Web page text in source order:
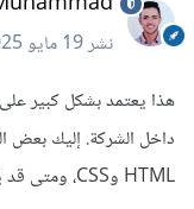
نشر19 مايو 2025
هذا يعتمد بشكل كبير على
داخل الشركة. إليك بعض
HTML وCSS، ومتى قد يكون التركيز الأكبر على JavaScript ومكتباتها: